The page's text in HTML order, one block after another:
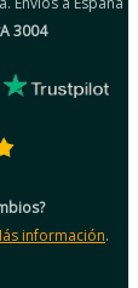
3004
información.